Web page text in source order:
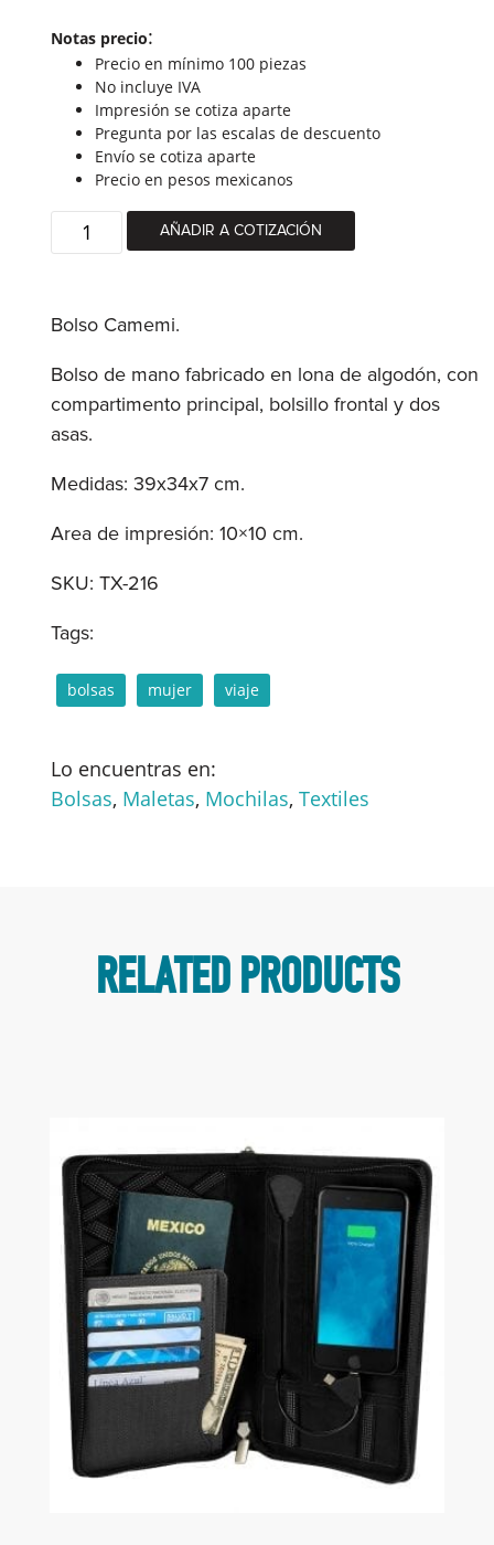
Notas precio:
Precio en mínimo 100 piezas
No incluye IVA
Impresión se cotiza aparte
Pregunta por las escalas de descuento
Envío se cotiza aparte
Precio en pesos mexicanos
Bolso
Camemi
AÑADIR A COTIZACIÓN
Bolso Camemi.
Bolso de mano fabricado en lona de algodón, con
compartimento principal, bolsillo frontal y dos
asas.
Medidas: 39x34x7 cm.
Area de impresión: 10×10 cm.
SKU: TX-216
Tags:
bolsas mujer viaje
Lo encuentras en:
Bolsas, Maletas, Mochilas, Textiles
RELATED PRODUCTS